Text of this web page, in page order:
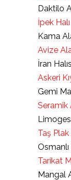
Daktilo
İpek
Kama
Avize
İran
Askeri
Gemi
Seramik
Taş
Tarikat
Mangal